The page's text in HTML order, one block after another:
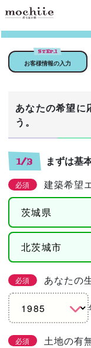
STEP.1
お客様情報の入力
あなたの希望に
う。
1/3 まずは基
必須 建築希望
必須 あなたの
必須 土地の有